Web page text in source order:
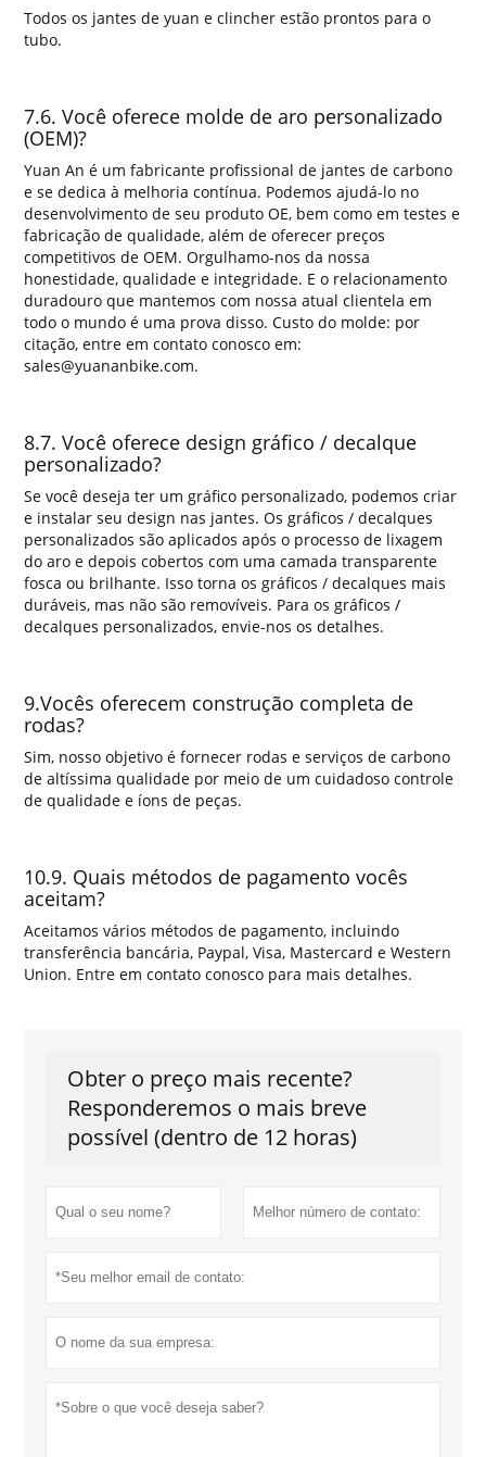
Todos os jantes de yuan e clincher estão prontos para o
tubo.
7.6. Você oferece molde de aro personalizado
(OEM)?
Yuan An é um fabricante profissional de jantes de carbono
e se dedica à melhoria contínua. Podemos ajudá-lo no
desenvolvimento de seu produto OE, bem como em testes e
fabricação de qualidade, além de oferecer preços
competitivos de OEM. Orgulhamo-nos da nossa
honestidade, qualidade e integridade. E o relacionamento
duradouro que mantemos com nossa atual clientela em
todo o mundo é uma prova disso. Custo do molde: por
citação, entre em contato conosco em:
sales@yuananbike.com.
8.7. Você oferece design gráfico / decalque
personalizado?
Se você deseja ter um gráfico personalizado, podemos criar
e instalar seu design nas jantes. Os gráficos / decalques
personalizados são aplicados após o processo de lixagem
do aro e depois cobertos com uma camada transparente
fosca ou brilhante. Isso torna os gráficos / decalques mais
duráveis, mas não são removíveis. Para os gráficos /
decalques personalizados, envie-nos os detalhes.
9.Vocês oferecem construção completa de
rodas?
Sim, nosso objetivo é fornecer rodas e serviços de carbono
de altíssima qualidade por meio de um cuidadoso controle
de qualidade e íons de peças.
10.9. Quais métodos de pagamento vocês
aceitam?
Aceitamos vários métodos de pagamento, incluindo
transferência bancária, Paypal, Visa, Mastercard e Western
Union. Entre em contato conosco para mais detalhes.
Obter o preço mais recente?
Responderemos o mais breve
possível (dentro de 12 horas)